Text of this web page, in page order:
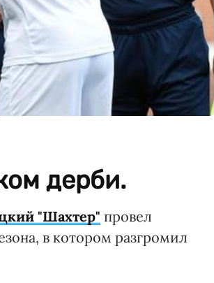
дерби.
"Шахтер" провел
в котором разгромил